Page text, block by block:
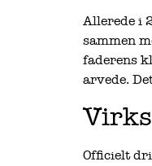
Allerede i
sammen
faderens
arvede.
Officielt